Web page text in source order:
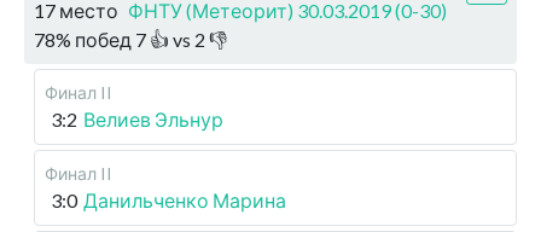
17 место ФНТУ (Метеорит) 30.03.2019 (0-30)
78% побед 7 👍 vs 2 👎
Финал II
3:2 Велиев Эльнур
Финал II
3:0 Данильченко Марина